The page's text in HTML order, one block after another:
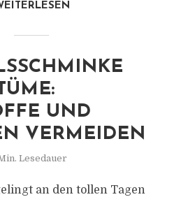
UND
VERMEIDEN
Lesedauer
an den tollen Tagen